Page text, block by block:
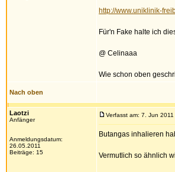
http://www.uniklinik-
Für'n Fake halte ich
@ Celinaaa
Wie schon oben
Nach oben
Laotzi
Anfänger
Anmeldungsdatum:
26.05.2011
Beiträge: 15
Verfasst am: 7. Jun
Butangas inhalieren
Vermutlich so ähnlich